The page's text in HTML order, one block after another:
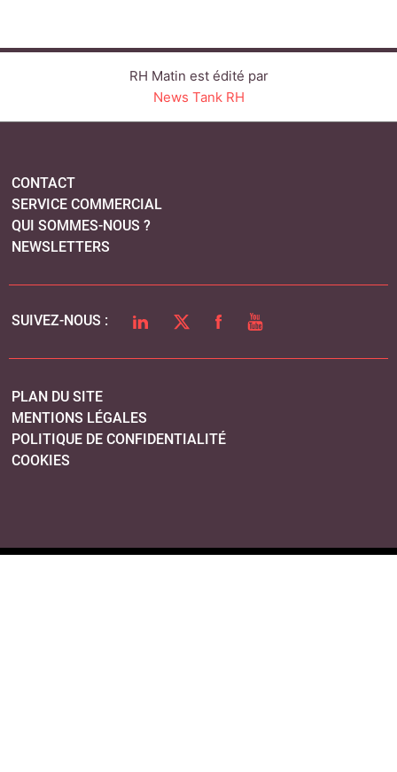
RH Matin est édité par
News Tank RH
CONTACT
SERVICE COMMERCIAL
QUI SOMMES-NOUS ?
NEWSLETTERS
SUIVEZ-NOUS : LINKEDINTWITTERFACEBOOK
YOUTUBE
PLAN DU SITE
MENTIONS LÉGALES
POLITIQUE DE CONFIDENTIALITÉ
COOKIES